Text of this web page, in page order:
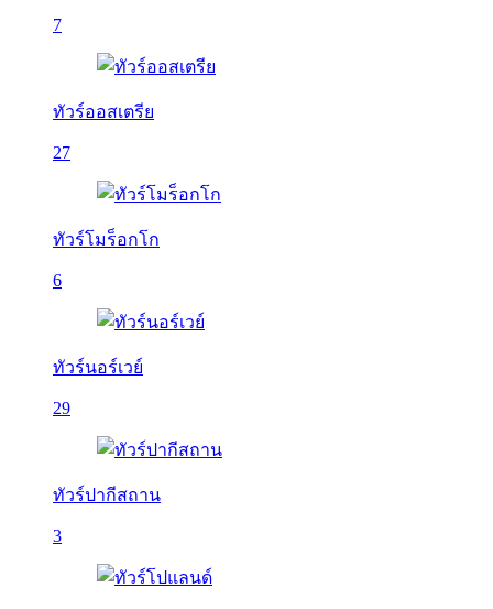
7
ทัวร์ออสเตรีย
27
ทัวร์โมร็อกโก
6
ทัวร์นอร์เวย์
29
ทัวร์ปากีสถาน
3